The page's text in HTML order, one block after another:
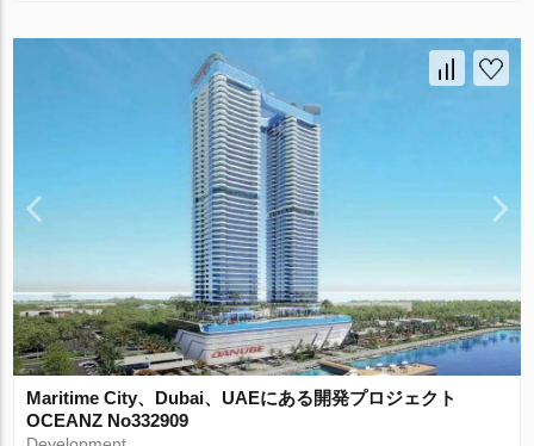
Maritime City、Dubai、UAEにある開発プロジェクト
OCEANZ No332909